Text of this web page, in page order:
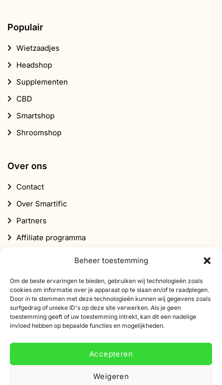
Beheer toestemming
Om de beste ervaringen te bieden, gebruiken wij technologieën zoals
cookies om informatie over je apparaat op te slaan en/of te raadplegen.
Door in te stemmen met deze technologieën kunnen wij gegevens zoals
surfgedrag of unieke ID's op deze site verwerken. Als je geen
toestemming geeft of uw toestemming intrekt, kan dit een nadelige
invloed hebben op bepaalde functies en mogelijkheden.
Accepteren
Weigeren
Populair
Wietzaadjes
Headshop
Supplementen
CBD
Smartshop
Shroomshop
Over ons
Contact
Over Smartific
Partners
Affiliate programma
Abonneer je op onze nieuwsbrief
Schrijf je in voor onze nieuwsbrief en ontvang 10%
korting op je eerste bestelling.